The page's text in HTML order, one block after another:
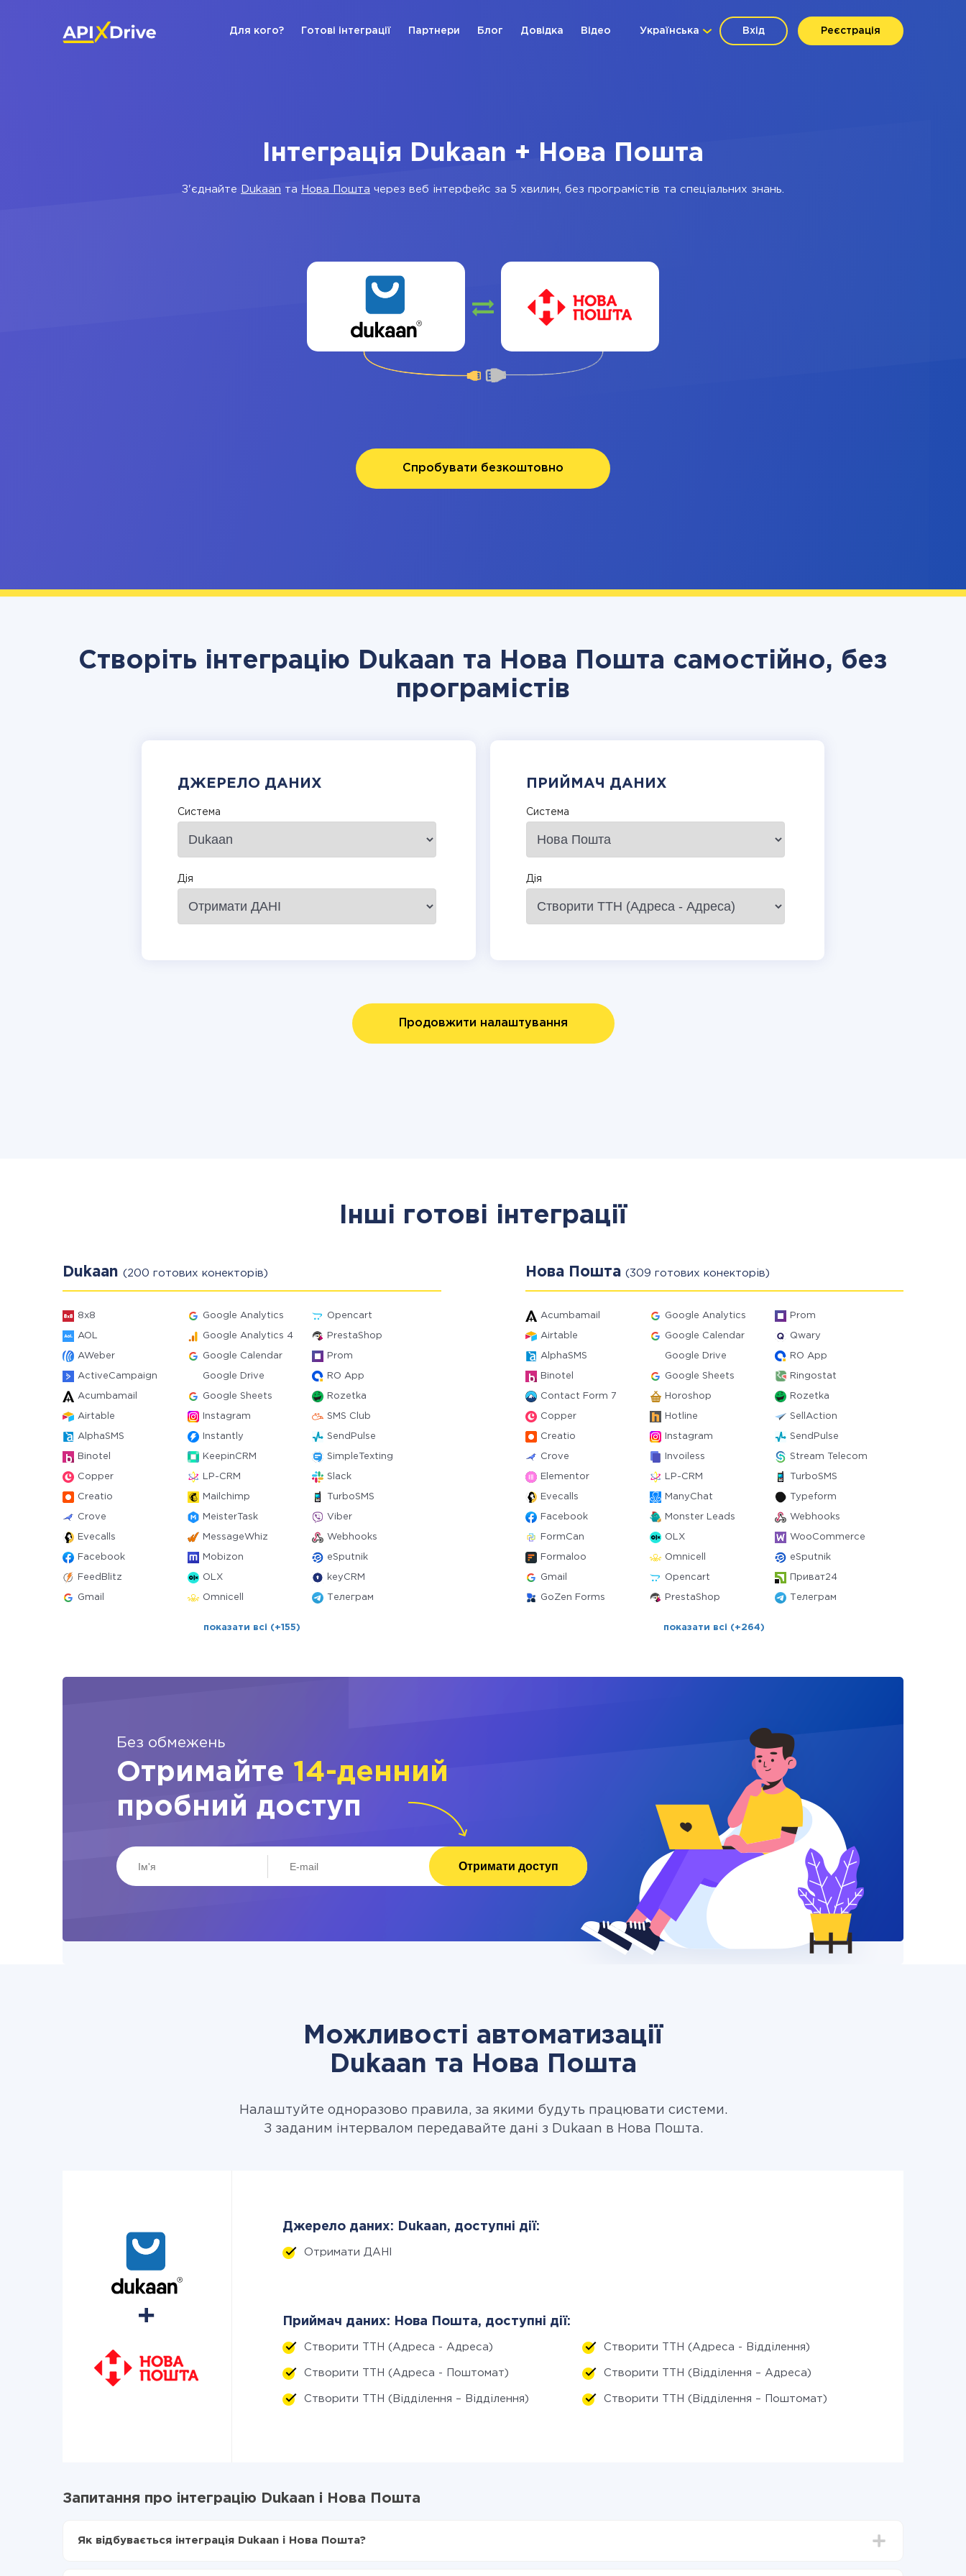
Вхід Реєстрація
Українська
Для кого? Готові інтеграції Партнери Блог Довідка Відео
Інтеграція Dukaan + Нова Пошта
З'єднайте Dukaan та Нова Пошта через веб інтерфейс за 5 хвилин, без програмістів та спеціальних знань.
Спробувати безкоштовно
Створіть інтеграцію Dukaan та Нова Пошта самостійно, без
програмістів
ДЖЕРЕЛО ДАНИХ
Система
Дія
ПРИЙМАЧ ДАНИХ
Система
Дія
Продовжити налаштування
Інші готові інтеграції
Dukaan (200 готових конекторів)
8x8 Google Analytics Opencart
AOL Google Analytics 4 PrestaShop
AWeber Google Calendar Prom
ActiveCampaign Google Drive RO App
Acumbamail Google Sheets Rozetka
Airtable Instagram SMS Club
AlphaSMS Instantly SendPulse
Binotel KeepinCRM SimpleTexting
Copper LP-CRM Slack
Creatio Mailchimp TurboSMS
Crove MeisterTask Viber
Evecalls MessageWhiz Webhooks
Facebook Mobizon eSputnik
FeedBlitz OLX keyCRM
Gmail Omnicell Телеграм
показати всі (+155)
Нова Пошта (309 готових конекторів)
Acumbamail Google Analytics Prom
Airtable Google Calendar Qwary
AlphaSMS Google Drive RO App
Binotel Google Sheets Ringostat
Contact Form 7 Horoshop Rozetka
Copper Hotline SellAction
Creatio Instagram SendPulse
Crove Invoiless Stream Telecom
Elementor LP-CRM TurboSMS
Evecalls ManyChat Typeform
Facebook Monster Leads Webhooks
FormCan OLX WooCommerce
Formaloo Omnicell eSputnik
Gmail Opencart Приват24
GoZen Forms PrestaShop Телеграм
показати всі (+264)
Без обмежень
Отримайте 14-денний
пробний доступ
Отримати доступ
Можливості автоматизації
Dukaan та Нова Пошта
Налаштуйте одноразово правила, за якими будуть працювати системи.
З заданим інтервалом передавайте дані з Dukaan в Нова Пошта.
Джерело даних: Dukaan, доступні дії:
Отримати ДАНІ
Приймач даних: Нова Пошта, доступні дії:
Створити ТТН (Адреса - Адреса) Створити ТТН (Адреса - Відділення)
Створити ТТН (Адреса - Поштомат) Створити ТТН (Відділення – Адреса)
Створити ТТН (Відділення – Відділення) Створити ТТН (Відділення – Поштомат)
Запитання про інтеграцію Dukaan і Нова Пошта
Як відбувається інтеграція Dukaan і Нова Пошта?